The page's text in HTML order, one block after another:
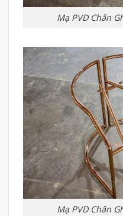
Mạ PVD Chân
Mạ PVD Chân